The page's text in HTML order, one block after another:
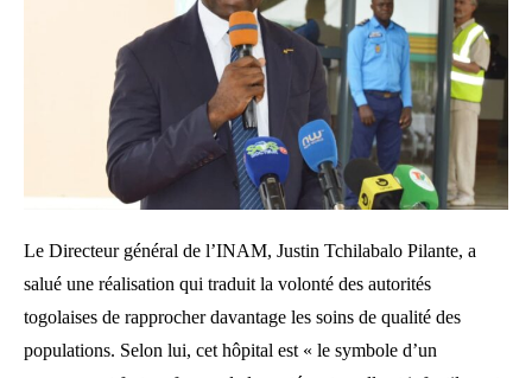
Le Directeur général de l’INAM, Justin Tchilabalo Pilante, a
salué une réalisation qui traduit la volonté des autorités
togolaises de rapprocher davantage les soins de qualité des
populations. Selon lui, cet hôpital est « le symbole d’un